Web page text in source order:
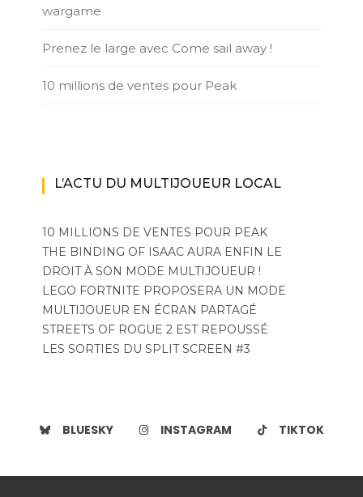
wargame
Prenez le large avec Come sail away !
10 millions de ventes pour Peak
L’ACTU DU MULTIJOUEUR LOCAL
10 MILLIONS DE VENTES POUR PEAK
THE BINDING OF ISAAC AURA ENFIN LE
DROIT À SON MODE MULTIJOUEUR !
LEGO FORTNITE PROPOSERA UN MODE
MULTIJOUEUR EN ÉCRAN PARTAGÉ
STREETS OF ROGUE 2 EST REPOUSSÉ
LES SORTIES DU SPLIT SCREEN #3
BLUESKY INSTAGRAM TIKTOK